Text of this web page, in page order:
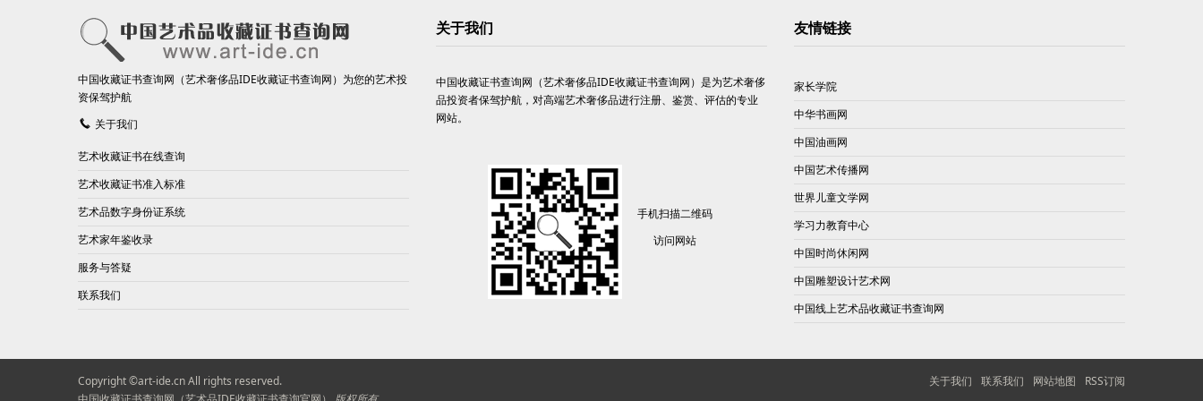
中国收藏证书查询网（艺术奢侈品IDE收藏证书查询网）为您的艺术投
资保驾护航
关于我们
艺术收藏证书在线查询
艺术收藏证书准入标准
艺术品数字身份证系统
艺术家年鉴收录
服务与答疑
联系我们
关于我们
中国收藏证书查询网（艺术奢侈品IDE收藏证书查询网）是为艺术奢侈
品投资者保驾护航，对高端艺术奢侈品进行注册、鉴赏、评估的专业
网站。
手机扫描二维码
访问网站
友情链接
家长学院
中华书画网
中国油画网
中国艺术传播网
世界儿童文学网
学习力教育中心
中国时尚休闲网
中国雕塑设计艺术网
中国线上艺术品收藏证书查询网
Copyright ©art-ide.cn All rights reserved.
关于我们 联系我们 网站地图 RSS订阅